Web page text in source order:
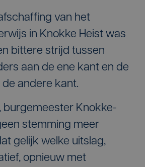
van het
in Knokke Heist was
bittere strijd tussen
aan de ene kant en de
andere kant.
burgemeester Knokke-
stemming meer
gelijk welke uitslag,
opnieuw met